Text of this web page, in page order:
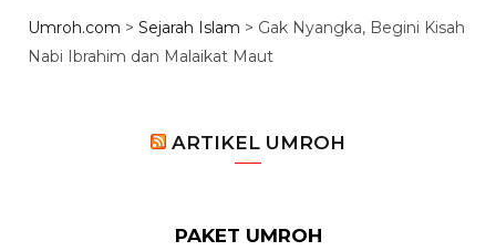
Umroh.com > Sejarah Islam > Gak Nyangka, Begini Kisah
Nabi Ibrahim dan Malaikat Maut
ARTIKEL UMROH
PAKET UMROH